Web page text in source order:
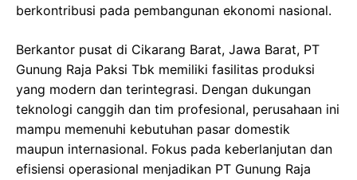
berkontribusi pada pembangunan ekonomi nasional.
Berkantor pusat di Cikarang Barat, Jawa Barat, PT
Gunung Raja Paksi Tbk memiliki fasilitas produksi
yang modern dan terintegrasi. Dengan dukungan
teknologi canggih dan tim profesional, perusahaan ini
mampu memenuhi kebutuhan pasar domestik
maupun internasional. Fokus pada keberlanjutan dan
efisiensi operasional menjadikan PT Gunung Raja